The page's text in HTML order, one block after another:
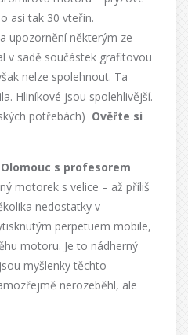
asi tak 30 vteřin.
a upozornění některým ze
v sadě součástek grafitovou
nelze spolehnout. Ta
Hliníkové jsou spolehlivější.
potřebách) Ověřte si
Olomouc s profesorem
motorek s velice – až příliš
nedostatky v
perpetuem mobile,
motoru. Je to nádherný
myšlenky těchto
nerozeběhl, ale